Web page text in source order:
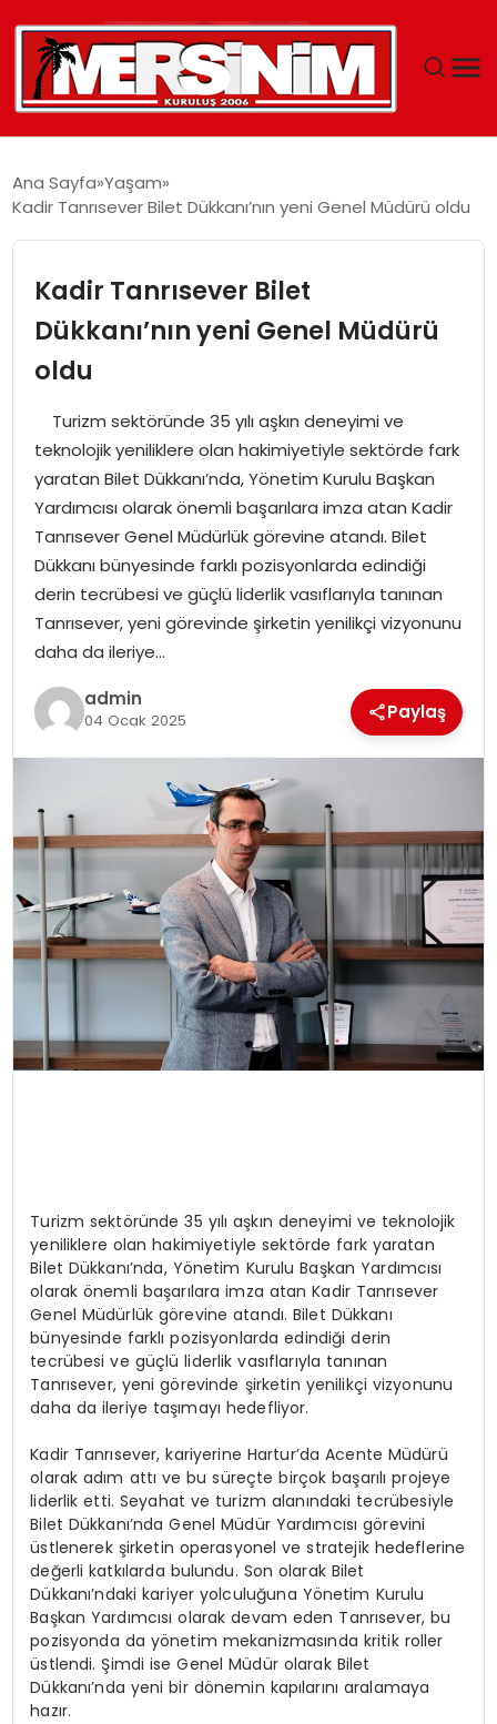
GÜNCEL
SAĞLIK
SPOR
EKONOMI
MAGAZIN
DÜNYA
OTOMOBIL
Ana Sayfa Yaşam
Kadir Tanrısever Bilet Dükkanı’nın yeni Genel Müdürü oldu
Kadir Tanrısever Bilet
Dükkanı’nın yeni Genel Müdürü
oldu
Turizm sektöründe 35 yılı aşkın deneyimi ve
teknolojik yeniliklere olan hakimiyetiyle sektörde fark
yaratan Bilet Dükkanı’nda, Yönetim Kurulu Başkan
Yardımcısı olarak önemli başarılara imza atan Kadir
Tanrısever Genel Müdürlük görevine atandı. Bilet
Dükkanı bünyesinde farklı pozisyonlarda edindiği
derin tecrübesi ve güçlü liderlik vasıflarıyla tanınan
Tanrısever, yeni görevinde şirketin yenilikçi vizyonunu
daha da ileriye…
admin
04 Ocak 2025 Paylaş
Turizm sektöründe 35 yılı aşkın deneyimi ve teknolojik
yeniliklere olan hakimiyetiyle sektörde fark yaratan
Bilet Dükkanı’nda, Yönetim Kurulu Başkan Yardımcısı
olarak önemli başarılara imza atan Kadir Tanrısever
Genel Müdürlük görevine atandı. Bilet Dükkanı
bünyesinde farklı pozisyonlarda edindiği derin
tecrübesi ve güçlü liderlik vasıflarıyla tanınan
Tanrısever, yeni görevinde şirketin yenilikçi vizyonunu
daha da ileriye taşımayı hedefliyor.
Kadir Tanrısever, kariyerine Hartur’da Acente Müdürü
olarak adım attı ve bu süreçte birçok başarılı projeye
liderlik etti. Seyahat ve turizm alanındaki tecrübesiyle
Bilet Dükkanı’nda Genel Müdür Yardımcısı görevini
üstlenerek şirketin operasyonel ve stratejik hedeflerine
değerli katkılarda bulundu. Son olarak Bilet
Dükkanı’ndaki kariyer yolculuğuna Yönetim Kurulu
Başkan Yardımcısı olarak devam eden Tanrısever, bu
pozisyonda da yönetim mekanizmasında kritik roller
üstlendi. Şimdi ise Genel Müdür olarak Bilet
Dükkanı’nda yeni bir dönemin kapılarını aralamaya
hazır.